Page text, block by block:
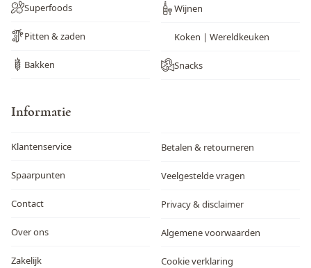
Superfoods
Pitten & zaden
Bakken
Wijnen
Koken | Wereldkeuken
Snacks
Informatie
Klantenservice
Spaarpunten
Contact
Over ons
Zakelijk
Betalen & retourneren
Veelgestelde vragen
Privacy & disclaimer
Algemene voorwaarden
Cookie verklaring